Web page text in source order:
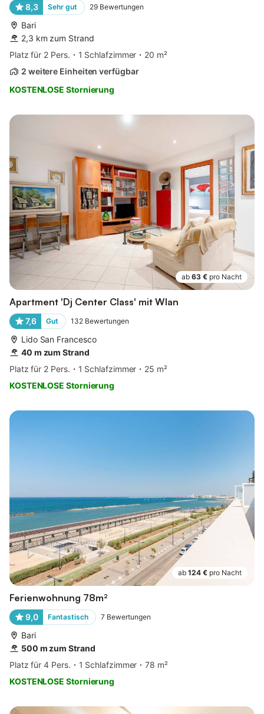
8,3 Sehr gut 29 Bewertungen
Bari
2,3 km zum Strand
Platz für 2 Pers.
1 Schlafzimmer
20 m²
2 weitere Einheiten verfügbar
KOSTENLOSE Stornierung
ab 63 € pro Nacht
Apartment 'Dj Center Class' mit Wlan
7,6 Gut 132 Bewertungen
Lido San Francesco
40 m zum Strand
Platz für 2 Pers.
1 Schlafzimmer
25 m²
KOSTENLOSE Stornierung
ab 124 € pro Nacht
Ferienwohnung 78m²
9,0 Fantastisch 7 Bewertungen
Bari
500 m zum Strand
Platz für 4 Pers.
1 Schlafzimmer
78 m²
KOSTENLOSE Stornierung